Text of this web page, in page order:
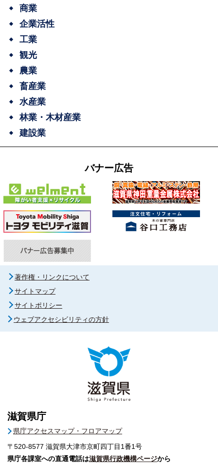
商業
企業活性
工業
観光
農業
畜産業
水産業
林業・木材産業
建設業
バナー広告
著作権・リンクについて
サイトマップ
サイトポリシー
ウェブアクセシビリティの方針
滋賀県庁
県庁アクセスマップ・フロアマップ
〒520-8577 滋賀県大津市京町四丁目1番1号
県庁各課室への直通電話は滋賀県行政機構ページから